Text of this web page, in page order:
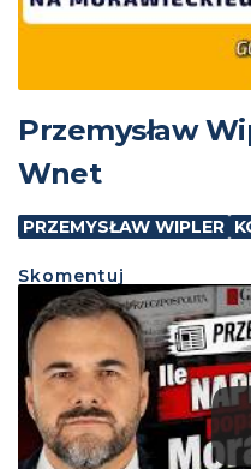
Przemysław
Wnet
PRZEMYSŁAW WIPLER
Skomentuj